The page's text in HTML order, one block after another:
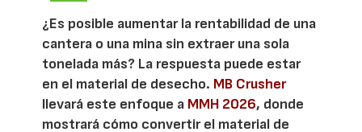
¿Es posible aumentar la rentabilidad de una
cantera o una mina sin extraer una sola
tonelada más? La respuesta puede estar
en el material de desecho. MB Crusher
llevará este enfoque a MMH 2026, donde
mostrará cómo convertir el material de